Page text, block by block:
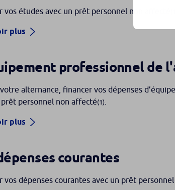
vos études avec un prêt personnel non affecté
plus
professionnel de
alternance, financer vos dépenses
prêt personnel non affecté(1)
plus
courantes
vos dépenses courantes avec un prêt